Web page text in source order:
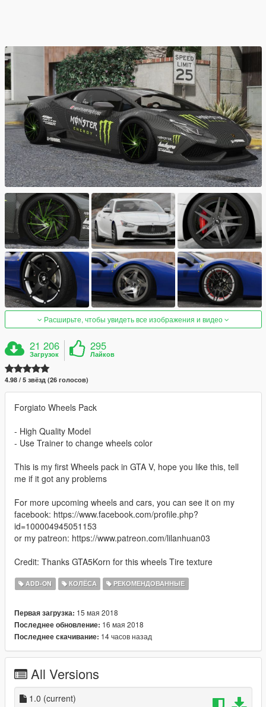
Расширьте, чтобы увидеть все изображения и видео
21 206
Загрузок
295
Лайков
4.98 / 5 звёзд (26 голосов)
Forgiato Wheels Pack
- High Quality Model
- Use Trainer to change wheels color
This is my first Wheels pack in GTA V, hope you like this, tell
me if it got any problems
For more upcoming wheels and cars, you can see it on my
facebook: https://www.facebook.com/profile.php?
id=100004945051153
or my patreon: https://www.patreon.com/lilanhuan03
Credit: Thanks GTA5Korn for this wheels Tire texture
ADD-ON КОЛЁСА РЕКОМЕНДОВАННЫЕ
Первая загрузка: 15 мая 2018
Последнее обновление: 16 мая 2018
Последнее скачивание: 14 часов назад
All Versions
1.0 (current)